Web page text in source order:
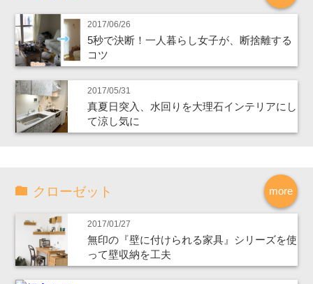
2017/06/26
5秒で決断！一人暮らし女子が、断捨離する
コツ
2017/05/31
真夏日突入、水回りを大理石インテリアにし
て涼し気に
more
クローゼット
2017/01/27
無印の『壁に付けられる家具』シリーズを使
って壁収納を工夫